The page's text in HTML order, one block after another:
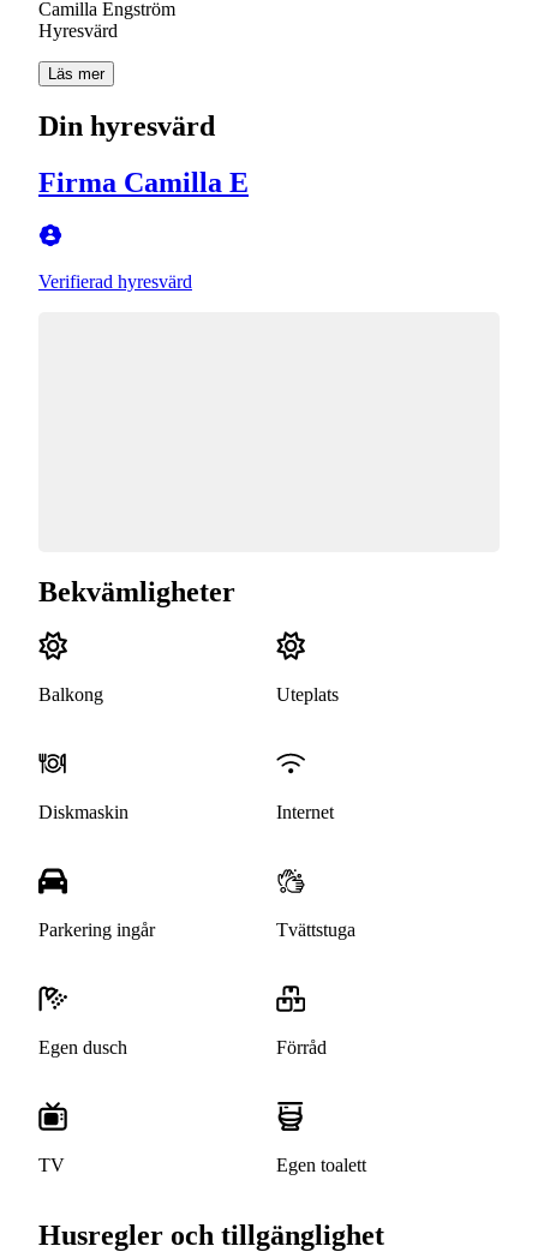
Camilla Engström
Hyresvärd
Läs mer
Din hyresvärd
Firma Camilla E
Verifierad hyresvärd
Bekvämligheter
Balkong Uteplats
Diskmaskin Internet
Parkering ingår Tvättstuga
Egen dusch Förråd
TV Egen toalett
Husregler och tillgänglighet